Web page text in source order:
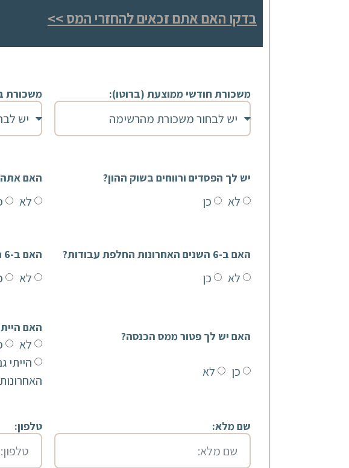
בדקו האם אתם זכאים להחזרי המס >>
משכורת חודשי ממוצעת (ברוטו): משכורת
יש לך הפסדים ורווחים בשוק ההון?
לא כן
האם אתה
לא
האם ב-6 השנים האחרונות החלפת עבודות?
לא כן
האם ב-6 השנים האחרונות נולד לך ילד/ה?
לא
האם יש לך פטור ממס הכנסה?
כן לא
האם הייתה שכיר
לא
האחרונות
שם מלא: טלפון: